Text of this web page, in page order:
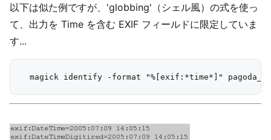
以下は似た例ですが、'globbing'（シェル風）の式を使っ
て、出力を Time を含む EXIF フィールドに限定していま
す...